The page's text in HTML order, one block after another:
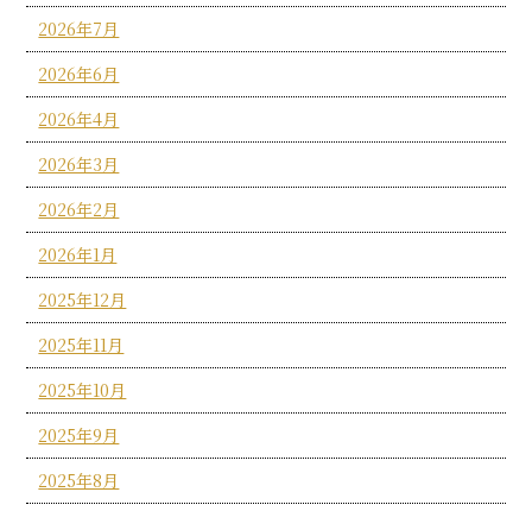
2026年7月
2026年6月
2026年4月
2026年3月
2026年2月
2026年1月
2025年12月
2025年11月
2025年10月
2025年9月
2025年8月